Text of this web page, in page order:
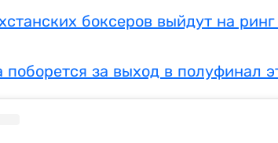
боксеров выйдут на
поборется за выход в полуфинал